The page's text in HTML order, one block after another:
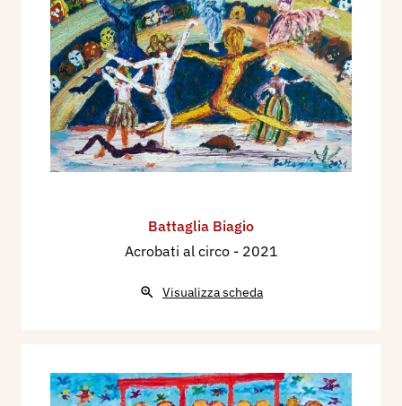
Battaglia Biagio
Acrobati al circo - 2021
Visualizza scheda